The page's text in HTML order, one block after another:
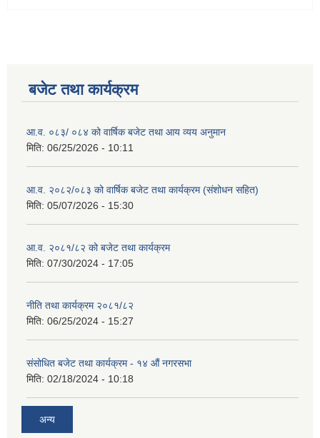
बजेट तथा कार्यक्रम
आ.व. ०८३/ ०८४ को वार्षिक बजेट तथा आय व्यय अनुमान
मिति: 06/25/2026 - 10:11
आ.व. २०८२/०८३ को वार्षिक बजेट तथा कार्यक्रम (संशोधन सहित)
मिति: 05/07/2026 - 15:30
आ.व. २०८१/८२ को बजेट तथा कार्यक्रम
मिति: 07/30/2024 - 17:05
नीति तथा कार्यक्रम २०८१/८२
मिति: 06/25/2024 - 15:27
संसोधित बजेट तथा कार्यक्रम - १४ औं नगरसभा
मिति: 02/18/2024 - 10:18
अन्य